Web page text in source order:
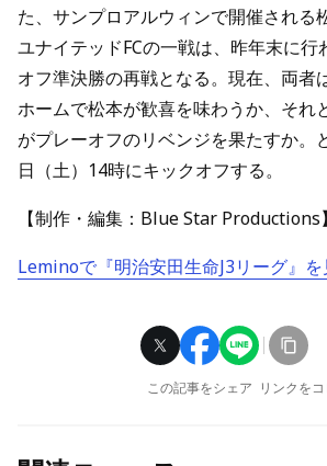
た、サンプロアルウィンで開催される
ユナイテッドFCの一戦は、昨年末に行
オフ準決勝の再戦となる。現在、両者
ホームで松本が歓喜を味わうか、それ
がプレーオフのリベンジを果たすか。
日（土）14時にキックオフする。
【制作・編集：Blue Star Productions】
Leminoで『明治安田生命J3リーグ』を
この記事をシェア リンクを